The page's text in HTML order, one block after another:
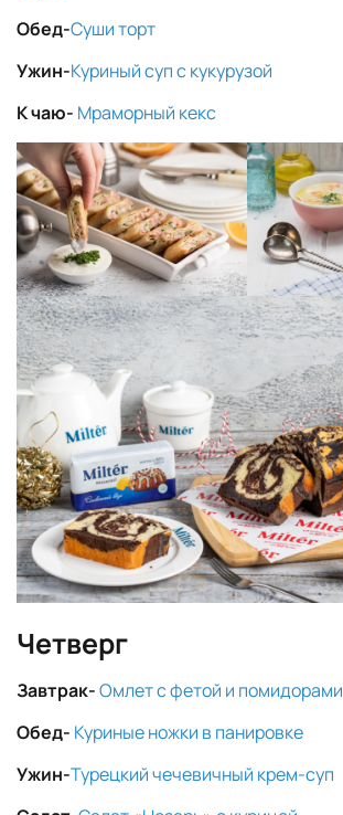
Обед-Суши торт
Ужин-Куриный суп с кукурузой
К чаю- Мраморный кекс
Четверг
Завтрак-Омлет с фетой и помидорами
Обед- Куриные ножки в панировке
Ужин-Турецкий чечевичный крем-суп